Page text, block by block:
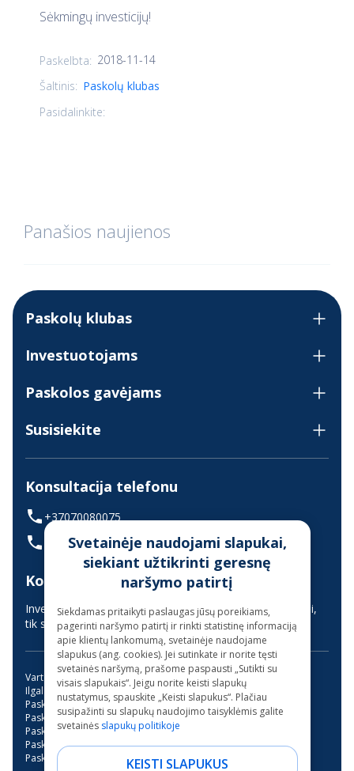
Sėkmingų investicijų!
Paskelbta: 2018-11-14
Šaltinis: Paskolų klubas
Pasidalinkite:
Panašios naujienos
Paskolų klubas
Investuotojams
Paskolos gavėjams
Susisiekite
Konsultacija telefonu
+37070080075
(skambinant iš užsienio +37068700300)
Konsultavimas gyvai
Investuotojų aptarnavimas vyksta nuotoliniu būdu (gyvai,
tik suderinus laiką iš anksto)
Vartojimo paskola
Kreditas internetu
Ilgalaikės paskolos be užstato
Mini paskola internetu
Paskola su bendraskoliu
Kreditai
Greitas kreditas
Paskola su verslo liudijimu
Paskola studijoms
Paskola be pabrangimo
Trumpalaikė paskola
Paskola garažo įsirengimui
Paskola dantų gydymui
Paskola motociklui
Paskolos be banko
Svetainėje naudojami slapukai,
siekiant užtikrinti geresnę
naršymo patirtį
Siekdamas pritaikyti paslaugas jūsų poreikiams,
pagerinti naršymo patirtį ir rinkti statistinę informaciją
apie klientų lankomumą, svetainėje naudojame
slapukus (ang. cookies). Jei sutinkate ir norite tęsti
svetainės naršymą, prašome paspausti „Sutikti su
visais slapukais“. Jeigu norite keisti slapukų
nustatymus, spauskite „Keisti slapukus“. Plačiau
susipažinti su slapukų naudojimo taisyklėmis galite
svetainės slapukų politikoje
KEISTI SLAPUKUS